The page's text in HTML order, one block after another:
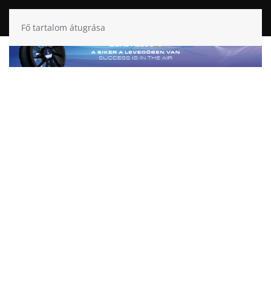
Fő tartalom átugrása